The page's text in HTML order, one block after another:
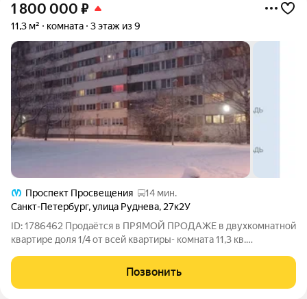
1 800 000 ₽
11,3 м² комната 3 этаж из 9
Проспект Просвещения
14 мин.
Санкт-Петербург,улица Руднева, 27к2У
ID: 1786462 Продаётся в ПРЯМОЙ ПРОДАЖЕ в двухкомнатной
квартире доля 1/4 от всей квартиры- комната 11,3 кв.
отдельная обустроенная гардеробная , непосредственно
принадлежащая только к этой комнате ,
Позвонить